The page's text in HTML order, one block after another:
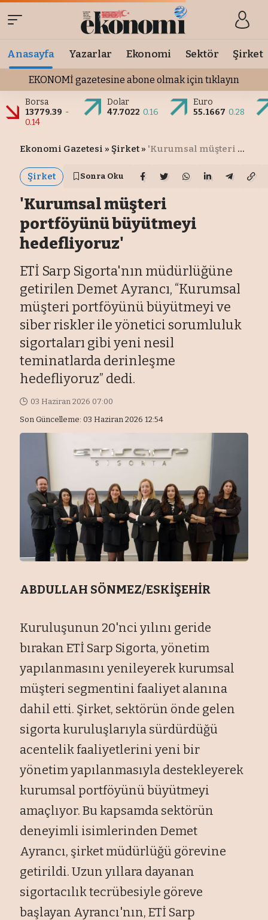
Anasayfa Yazarlar Ekonomi Sektör Şirket
EKONOMİ gazetesine abone olmak için tıklayın
Borsa
13779.39 -
0.14
Dolar
47.7022 0.16
Euro
55.1667 0.28
Ekonomi Gazetesi » Şirket » 'Kurumsal müşteri portföyünü büyütmeyi hedefliyoruz'
Şirket Sonra Oku
'Kurumsal müşteri
portföyünü büyütmeyi
hedefliyoruz'
ETİ Sarp Sigorta'nın müdürlüğüne
getirilen Demet Ayrancı, “Kurumsal
müşteri portföyünü büyütmeyi ve
siber riskler ile yönetici sorumluluk
sigortaları gibi yeni nesil
teminatlarda derinleşme
hedefliyoruz” dedi.
Son Güncelleme: 03 Haziran 2026 12:54
03 Haziran 2026 07:00
ABDULLAH SÖNMEZ/ESKİŞEHİR
Kuruluşunun 20'nci yılını geride
bırakan ETİ Sarp Sigorta, yönetim
yapılanmasını yenileyerek kurumsal
müşteri segmentini faaliyet alanına
dahil etti. Şirket, sektörün önde gelen
sigorta kuruluşlarıyla sürdürdüğü
acentelik faaliyetlerini yeni bir
yönetim yapılanmasıyla destekleyerek
kurumsal portföyünü büyütmeyi
amaçlıyor. Bu kapsamda sektörün
deneyimli isimlerinden Demet
Ayrancı, şirket müdürlüğü görevine
getirildi. Uzun yıllara dayanan
sigortacılık tecrübesiyle göreve
başlayan Ayrancı'nın, ETİ Sarp